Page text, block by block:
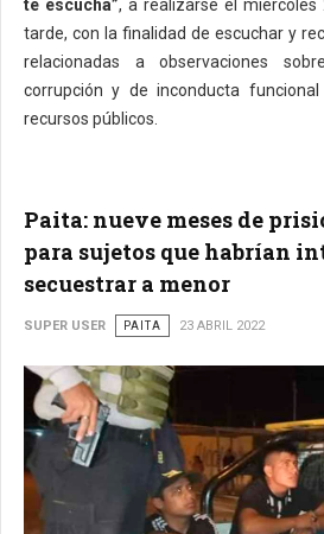
te escucha”, a realizarse el
tarde, con la finalidad de escuchar y
relacionadas a observaciones
corrupción y de inconducta
recursos públicos.
Paita: nueve meses de
para sujetos que habrían
secuestrar a menor
SUPER USER PAITA 23 ABRIL 2022